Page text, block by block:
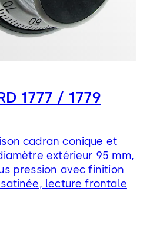
1777 / 1779
cadran conique et
extérieur 95 mm,
pression avec finition
lecture frontale